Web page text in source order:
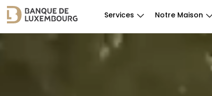
Services Notre Maison